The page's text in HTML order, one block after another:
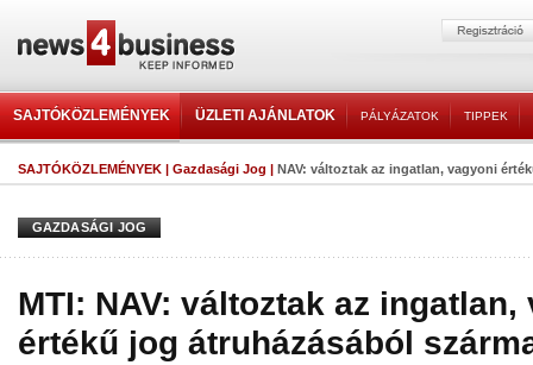
SAJTÓKÖZLEMÉNYEK ÜZLETI AJÁNLATOK PÁLYÁZATOK TIPPEK
SAJTÓKÖZLEMÉNYEK | Gazdasági Jog | NAV: változtak az ingatlan, vagyoni
GAZDASÁGI JOG
MTI: NAV: változtak az ingatlan,
értékű jog átruházásából